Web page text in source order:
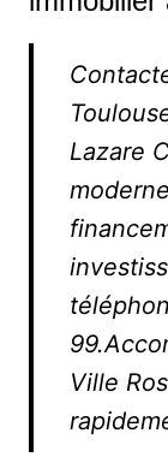
Lazare
Ville